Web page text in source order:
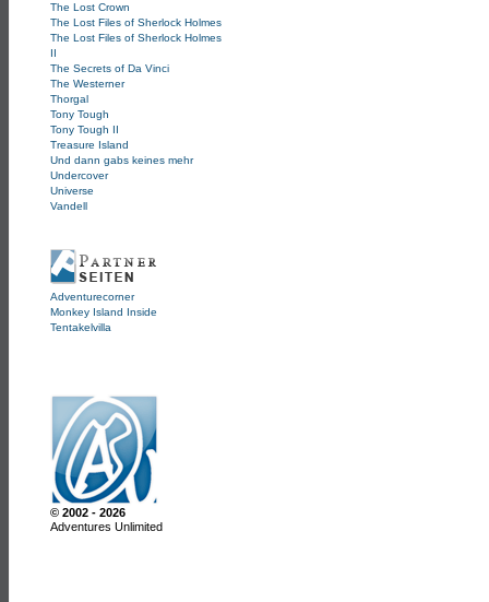
The Lost Crown
The Lost Files of Sherlock Holmes
The Lost Files of Sherlock Holmes
II
The Secrets of Da Vinci
The Westerner
Thorgal
Tony Tough
Tony Tough II
Treasure Island
Und dann gabs keines mehr
Undercover
Universe
Vandell
Adventurecorner
Monkey Island Inside
Tentakelvilla
© 2002 - 2026
Adventures Unlimited